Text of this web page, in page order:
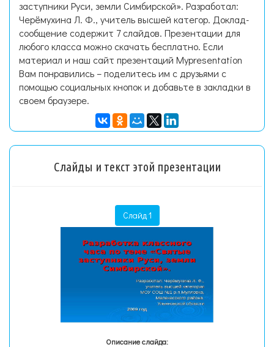
заступники Руси, земли Симбирской». Разработал:
Черёмухина Л. Ф., учитель высшей категор. Доклад-
сообщение содержит 7 слайдов. Презентации для
любого класса можно скачать бесплатно. Если
материал и наш сайт презентаций Mypresentation
Вам понравились – поделитесь им с друзьями с
помощью социальных кнопок и добавьте в закладки в
своем браузере.
Слайды и текст этой презентации
Слайд 1
Описание слайда: